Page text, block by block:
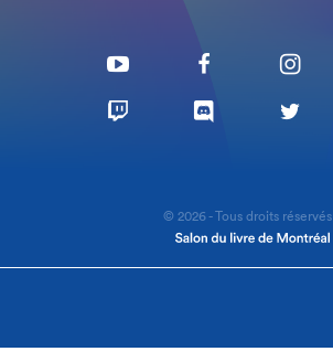
© 2026 - Tous droits réservés